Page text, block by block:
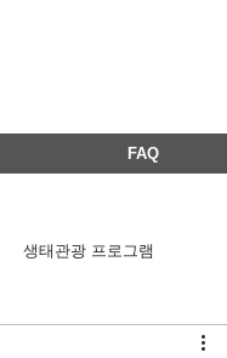
FAQ
생태관광 프로그램
에코마마